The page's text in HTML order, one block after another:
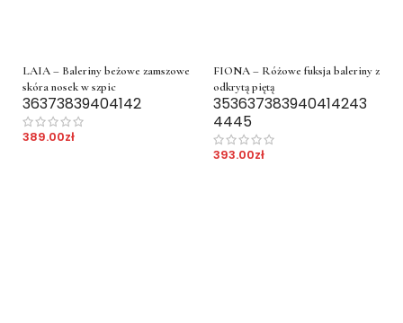
LAIA – Baleriny beżowe zamszowe
skóra nosek w szpic
36373839404142
389.00zł
FIONA – Różowe fuksja baleriny z
odkrytą piętą
353637383940414243
4445
393.00zł